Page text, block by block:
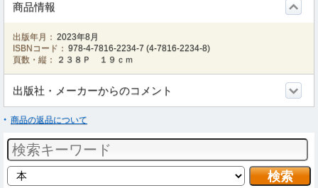
商品情報
出版年月： 2023年8月
ISBNコード： 978-4-7816-2234-7 (4-7816-2234-8)
頁数・縦：
２３８Ｐ １９ｃｍ
出版社・メーカーからのコメント
商品の返品について